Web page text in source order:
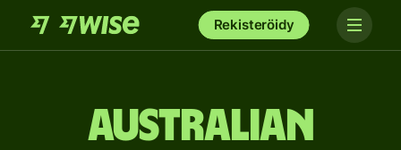
Rekisteröidy
Australian